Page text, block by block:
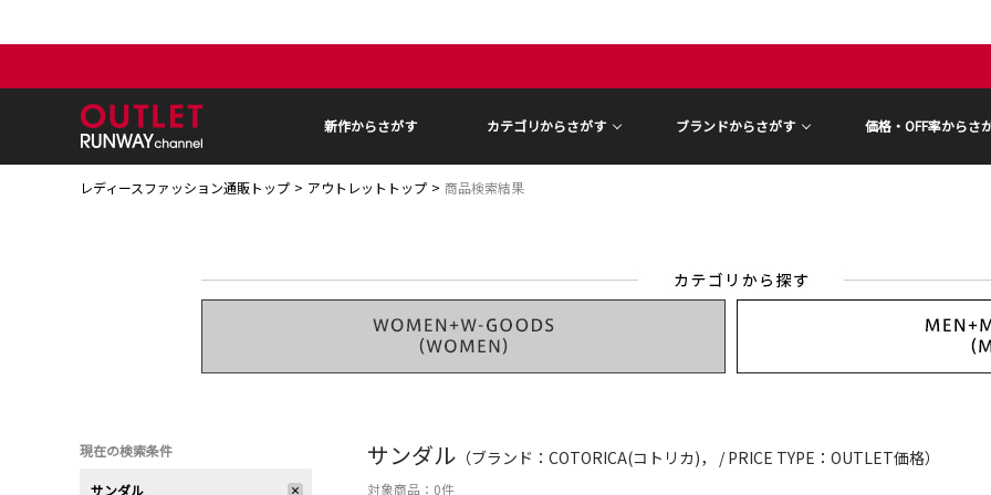
新作からさがす カテゴリからさがす ブランドからさがす 価格・OFF率からさ
レディースファッション通販トップ アウトレットトップ 商品検索結果
サンダル （ブランド：COTORICA(コトリカ)， / PRICE TYPE：OUTLET価格）
対象商品： 0件
現在の検索条件
サンダル